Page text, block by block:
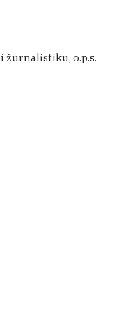
žurnalistiku, o.p.s.